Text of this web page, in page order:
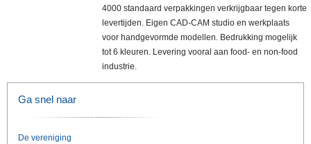
4000 standaard verpakkingen verkrijgbaar tegen korte
levertijden. Eigen CAD-CAM studio en werkplaats
voor handgevormde modellen. Bedrukking mogelijk
tot 6 kleuren. Levering vooral aan food- en non-food
industrie.
Ga snel naar
De vereniging